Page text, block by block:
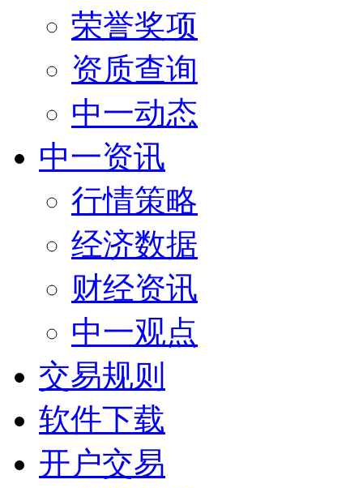
荣誉奖项
资质查询
中一动态
中一资讯
行情策略
经济数据
财经资讯
中一观点
交易规则
软件下载
开户交易